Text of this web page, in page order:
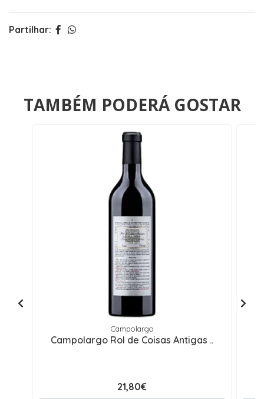
Partilhar:
TAMBÉM PODERÁ GOSTAR
Campolargo
Campolargo Rol de Coisas Antigas ..
21,80€